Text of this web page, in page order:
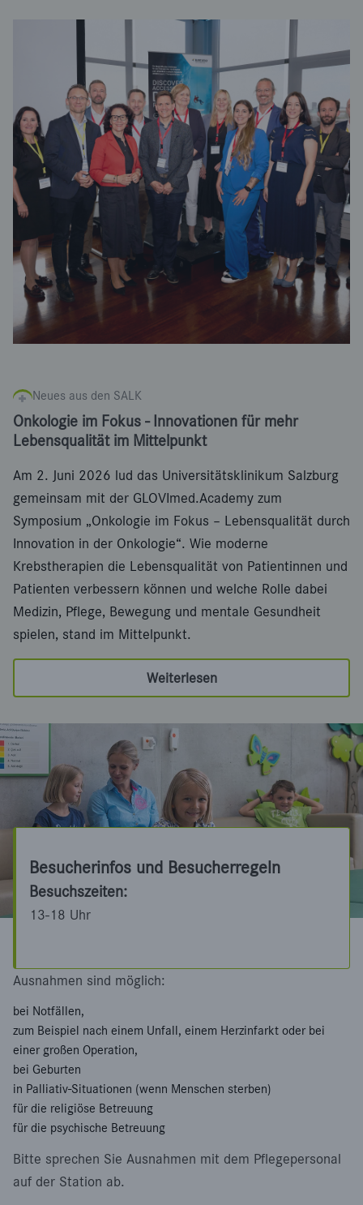
Neues aus den SALK
Onkologie im Fokus - Innovationen für mehr
Lebensqualität im Mittelpunkt
Am 2. Juni 2026 lud das Universitätsklinikum Salzburg
gemeinsam mit der GLOVImed.Academy zum
Symposium „Onkologie im Fokus – Lebensqualität durch
Innovation in der Onkologie“. Wie moderne
Krebstherapien die Lebensqualität von Patientinnen und
Patienten verbessern können und welche Rolle dabei
Medizin, Pflege, Bewegung und mentale Gesundheit
spielen, stand im Mittelpunkt.
Weiterlesen
Besucherinfos und Besucherregeln
Besuchszeiten:
13-18 Uhr
Ausnahmen sind möglich:
bei Notfällen,
zum Beispiel nach einem Unfall, einem Herzinfarkt oder bei
einer großen Operation,
bei Geburten
in Palliativ-Situationen (wenn Menschen sterben)
für die religiöse Betreuung
für die psychische Betreuung
Bitte sprechen Sie Ausnahmen mit dem Pflegepersonal
auf der Station ab.